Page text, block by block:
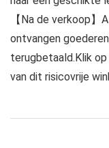
【Na de verkoop
ontvangen
terugbetaald.Klik
van dit risicovrije